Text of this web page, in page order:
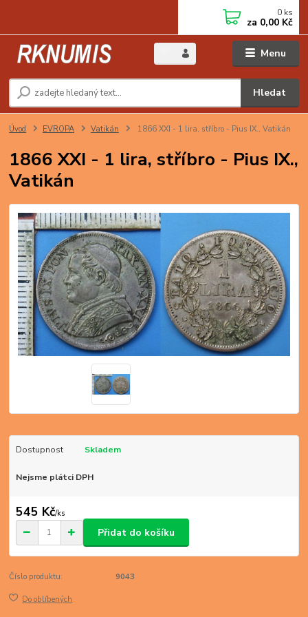
Menu
Hledat
0 ks
za 0,00 Kč
Úvod EVROPA Vatikán 1866 XXI - 1 lira, stříbro - Pius IX., Vatikán
1866 XXI - 1 lira, stříbro - Pius IX.,
Vatikán
Dostupnost Skladem
Nejsme plátci DPH
545 Kč/ks
Přidat do košíku
Číslo produktu: 9043
Do oblíbených